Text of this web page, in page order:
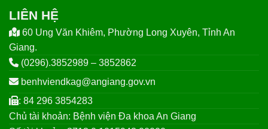
LIÊN HỆ
60 Ung Văn Khiêm, Phường Long Xuyên, Tỉnh An
Giang.
(0296).3852989 – 3852862
benhviendkag@angiang.gov.vn
: 84 296 3854283
Chủ tài khoản: Bệnh viện Đa khoa An Giang